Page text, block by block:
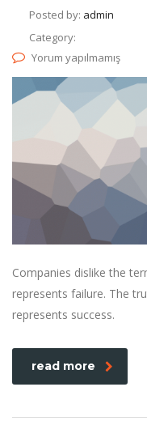
Posted by: admin
Category:
Yorum yapılmamış
Companies dislike the
represents failure. The
represents success.
read more